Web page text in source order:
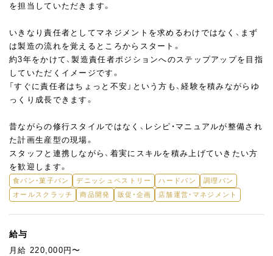
を担当していただきます。
いきなり責任者としてマネジメントを求めるわけではなく、まず
は製造の流れを覚えるところからスタート。
約3年をかけて、製造責任者ポジションへのステップアップを目指
していただくイメージです。
「すぐに責任者はちょっと不安」という方も、経験を積みながらゆ
っくり成長できます。
昔ながらの修行スタイルではなく、レシピ・マニュアルが整備され
た計画生産型の現場。
スタッフと連携しながら、着実にスキルを積み上げていきたい方
を歓迎します。
食パン・菓子パン デニッシュペストリー ハードパン
調理パン
オールスクラッチ
商品開発 販促・企画 店舗運営・マネジメント
給与
月給 220,000円〜